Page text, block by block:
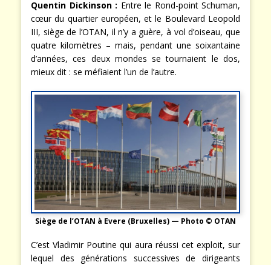
Quentin Dickinson : Entre le Rond-point Schuman,
cœur du quartier européen, et le Boulevard Leopold
III, siège de l’OTAN, il n’y a guère, à vol d’oiseau, que
quatre kilomètres – mais, pendant une soixantaine
d’années, ces deux mondes se tournaient le dos,
mieux dit : se méfiaient l’un de l’autre.
Siège de l’OTAN à Evere (Bruxelles) — Photo © OTAN
C’est Vladimir Poutine qui aura réussi cet exploit, sur
lequel des générations successives de dirigeants